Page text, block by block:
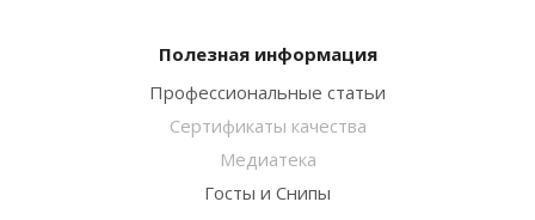
Полезная информация
Профессиональные статьи
Сертификаты качества
Медиатека
Госты и Снипы